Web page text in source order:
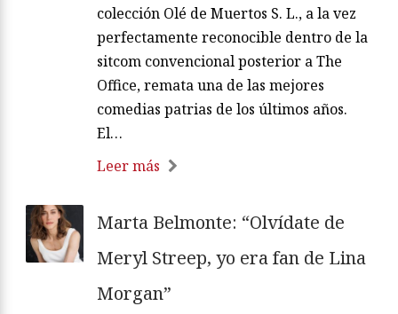
colección Olé de Muertos S. L., a la vez
perfectamente reconocible dentro de la
sitcom convencional posterior a The
Office, remata una de las mejores
comedias patrias de los últimos años.
El…
Leer más
Marta Belmonte: “Olvídate de
Meryl Streep, yo era fan de Lina
Morgan”